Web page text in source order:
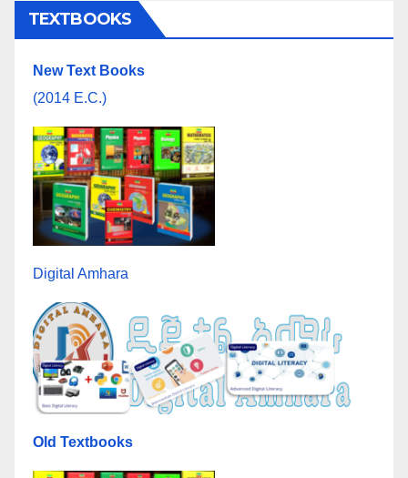
TEXTBOOKS
New Text Books
(2014 E.C.)
Digital Amhara
Old Textbooks